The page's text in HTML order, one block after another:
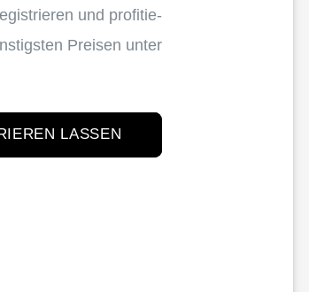
und profi­tie­
Preisen unter
LASSEN